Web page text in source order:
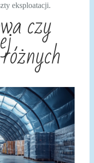
eksploatacji.
czy